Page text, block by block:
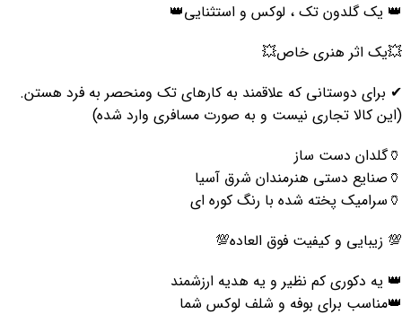
👑 یک گلدون تک ، لوکس و استثنایی👑
💥یک اثر هنری خاص💥
✔ برای دوستانی که علاقمند به کارهای تک و‌منحصر به فرد هستن.
(این کالا تجاری نیست و به صورت مسافری وارد شده)
🏺گلدان دست ساز
🏺صنایع دستی هنرمندان شرق آسیا
🏺سرامیک پخته شده با رنگ کوره ای
💯 زیبایی و کیفیت فوق العاده💯
👑 یه دکوری کم نظیر و یه هدیه ارزشمند
👑مناسب برای بوفه و شلف لوکس شما